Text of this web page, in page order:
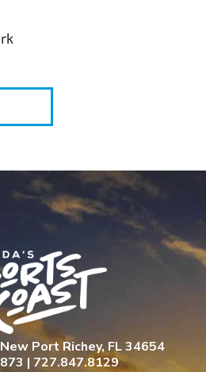
Port Richey, FL 34654
| 727.847.8129